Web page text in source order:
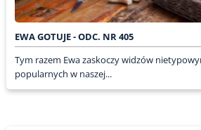
EWA GOTUJE - ODC. NR 405
Tym razem Ewa zaskoczy widzów
popularnych w naszej...